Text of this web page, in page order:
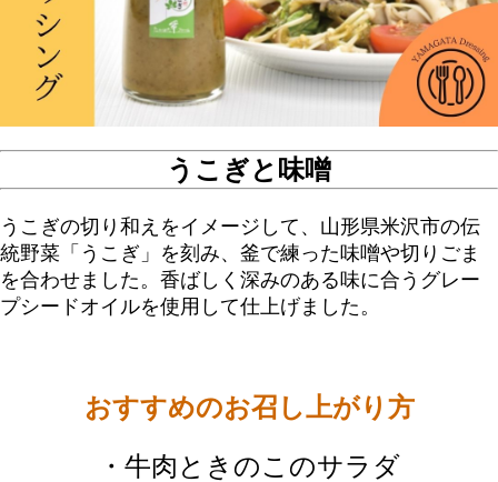
うこぎと味噌
うこぎの切り和えをイメージして、山形県米沢市の伝
統野菜「うこぎ」を刻み、釜で練った味噌や切りごま
を合わせました。香ばしく深みのある味に合うグレー
プシードオイルを使用して仕上げました。
おすすめのお召し上がり方
・牛肉ときのこのサラダ